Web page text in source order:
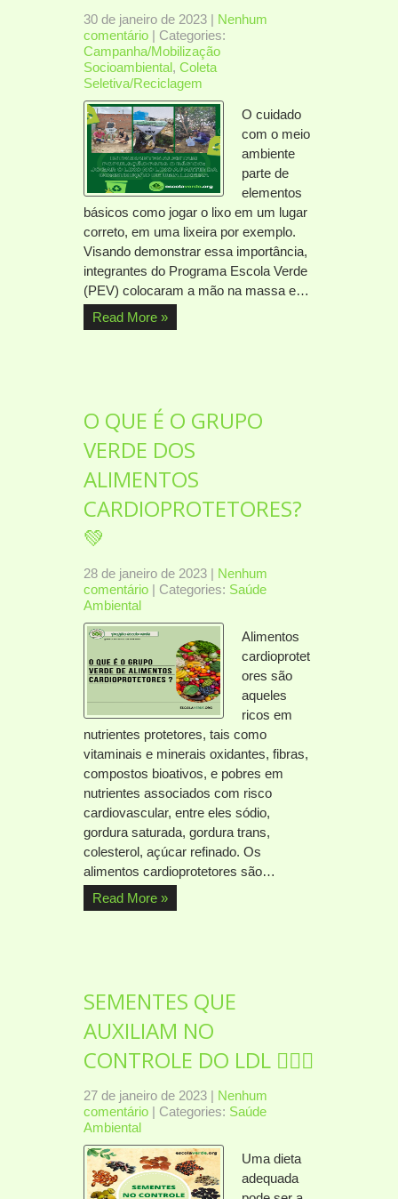
30 de janeiro de 2023 | Nenhum
comentário | Categories:
Campanha/Mobilização
Socioambiental, Coleta
Seletiva/Reciclagem
O cuidado
com o meio
ambiente
parte de
elementos
básicos como jogar o lixo em um lugar
correto, em uma lixeira por exemplo.
Visando demonstrar essa importância,
integrantes do Programa Escola Verde
(PEV) colocaram a mão na massa e…
Read More »
O QUE É O GRUPO
VERDE DOS
ALIMENTOS
CARDIOPROTETORES?
💚
28 de janeiro de 2023 | Nenhum
comentário | Categories: Saúde
Ambiental
Alimentos
cardioprotet
ores são
aqueles
ricos em
nutrientes protetores, tais como
vitaminais e minerais oxidantes, fibras,
compostos bioativos, e pobres em
nutrientes associados com risco
cardiovascular, entre eles sódio,
gordura saturada, gordura trans,
colesterol, açúcar refinado. Os
alimentos cardioprotetores são…
Read More »
SEMENTES QUE
AUXILIAM NO
CONTROLE DO LDL 👩🏽‍⚕️
27 de janeiro de 2023 | Nenhum
comentário | Categories: Saúde
Ambiental
Uma dieta
adequada